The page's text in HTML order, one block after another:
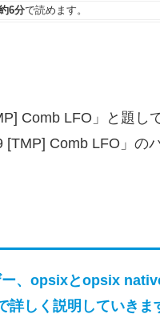
6分で読めます。
Comb LFO」と題し
Comb LFO」の
、opsixとopsix
しく説明していきま